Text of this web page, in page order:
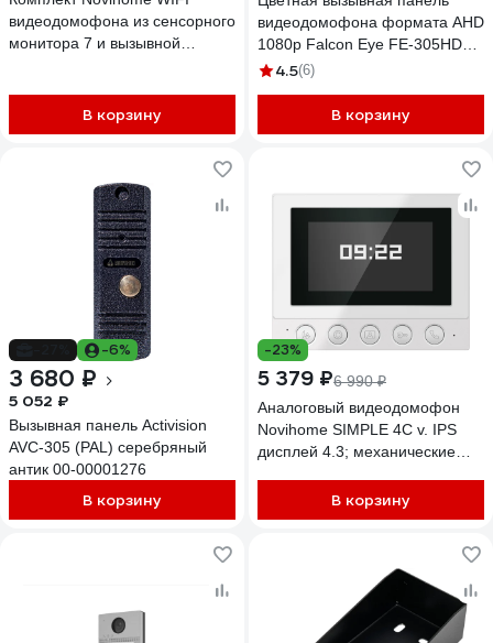
видеодомофона из сенсорного
монитора 7 и вызывной
комплекте. Поддержка Android
и IOS. Совместим с 4100
В корзину
видеодомофона формата AHD
1080p Falcon Eye FE-305HD
графит 00-00182796
4.5(6)
В корзину
-6%
3 680 ₽
5 052 ₽
Вызывная панель Activision
AVC-305 (PAL) серебряный
антик 00-00001276
В корзину
-23%
5 379 ₽6 990 ₽
Аналоговый видеодомофон
Novihome SIMPLE 4C v. IPS
дисплей 4.3; механические
вызывные панели, 1
видеокамеры, 3
В корзину